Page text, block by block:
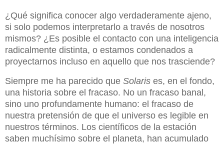
¿Qué significa conocer algo verdaderamente ajeno,
si solo podemos interpretarlo a través de nosotros
mismos? ¿Es posible el contacto con una inteligencia
radicalmente distinta, o estamos condenados a
proyectarnos incluso en aquello que nos trasciende?
Siempre me ha parecido que Solaris es, en el fondo,
una historia sobre el fracaso. No un fracaso banal,
sino uno profundamente humano: el fracaso de
nuestra pretensión de que el universo es legible en
nuestros términos. Los científicos de la estación
saben muchísimo sobre el planeta, han acumulado